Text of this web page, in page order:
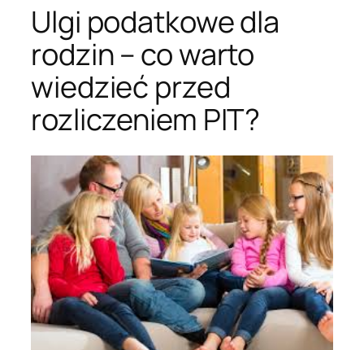
Ulgi podatkowe dla
rodzin – co warto
wiedzieć przed
rozliczeniem PIT?